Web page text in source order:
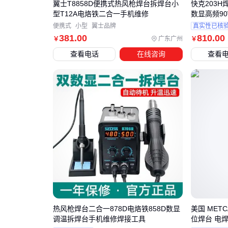
￥381.00 广东广州
翼士T8858D便携式热风枪焊台拆焊台小
型T12A电烙铁二合一手机维修
便携式 小型 翼士品牌
查看电话 在线咨询
￥810.00
快克203H
数显高频
真实性已核
查看
热风枪焊台二合一878D电烙铁858D数显
调温拆焊台手机维修焊接工具
美国
位焊台 电